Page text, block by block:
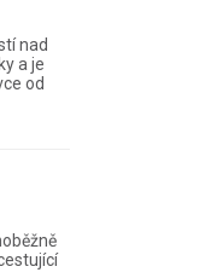
nad
a je
od